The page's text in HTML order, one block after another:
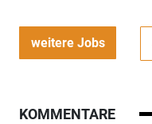
weitere Jobs
KOMMENTARE